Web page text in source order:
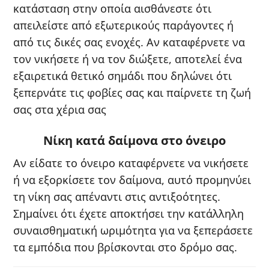
κατάσταση στην οποία αισθάνεστε ότι
απειλείστε από εξωτερικούς παράγοντες ή
από τις δικές σας ενοχές. Αν καταφέρνετε να
τον νικήσετε ή να τον διώξετε, αποτελεί ένα
εξαιρετικά θετικό σημάδι που δηλώνει ότι
ξεπερνάτε τις φοβίες σας και παίρνετε τη ζωή
σας στα χέρια σας
Νίκη κατά δαίμονα στο όνειρο
Αν είδατε το όνειρο καταφέρνετε να νικήσετε
ή να εξορκίσετε τον δαίμονα, αυτό προμηνύει
τη νίκη σας απέναντι στις αντιξοότητες.
Σημαίνει ότι έχετε αποκτήσει την κατάλληλη
συναισθηματική ωριμότητα για να ξεπεράσετε
τα εμπόδια που βρίσκονται στο δρόμο σας.